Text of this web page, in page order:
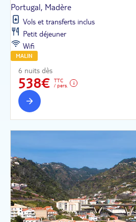
Portugal, Madère
Vols et transferts inclus
Petit déjeuner
Wifi
MALIN
6 nuits dès
538€
TTC
/ pers.